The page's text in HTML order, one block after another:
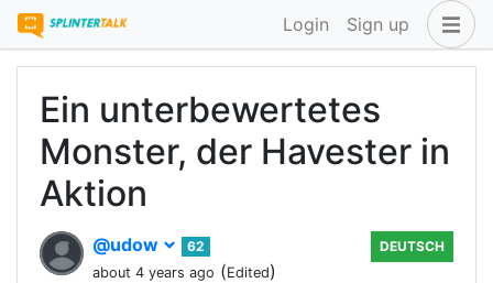
Login Sign up
Ein unterbewertetes
Monster, der Havester in
Aktion
@udow
62
about 4 years ago (Edited)
DEUTSCH